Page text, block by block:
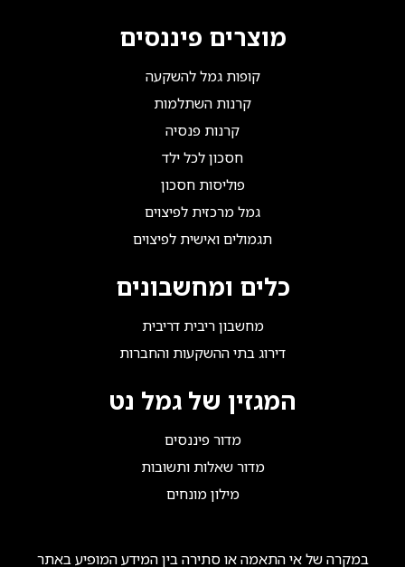
מוצרים פיננסים
קופות גמל להשקעה
קרנות השתלמות
קרנות פנסיה
חסכון לכל ילד
פוליסות חסכון
גמל מרכזית לפיצוים
תגמולים ואישית לפיצוים
כלים ומחשבונים
מחשבון ריבית דריבית
דירוג בתי ההשקעות והחברות
המגזין של גמל נט
מדור פיננסים
מדור שאלות ותשובות
מילון מונחים
במקרה של אי התאמה או סתירה בין המידע המופיע באתר